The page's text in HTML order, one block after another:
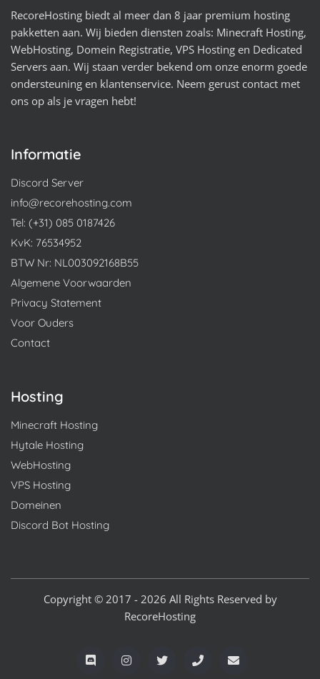
RecoreHosting biedt al meer dan 8 jaar premium hosting
pakketten aan. Wij bieden diensten zoals: Minecraft Hosting,
WebHosting, Domein Registratie, VPS Hosting en Dedicated
Servers aan. Wij staan verder bekend om onze enorm goede
ondersteuning en klantenservice. Neem gerust contact met
ons op als je vragen hebt!
Informatie
Discord Server
info@recorehosting.com
Tel: (+31) 085 0187426
KvK: 76534952
BTW Nr: NL003092168B55
Algemene Voorwaarden
Privacy Statement
Voor Ouders
Contact
Hosting
Minecraft Hosting
Hytale Hosting
WebHosting
VPS Hosting
Domeinen
Discord Bot Hosting
Copyright © 2017 - 2026 All Rights Reserved by
RecoreHosting